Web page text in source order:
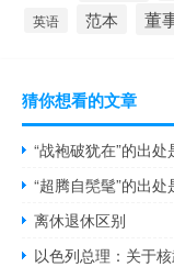
英语 范本 董
猜你想看的文章
“战袍破犹在”的出处
“超腾自髧髦”的出处
离休退休区别
以色列总理：关于